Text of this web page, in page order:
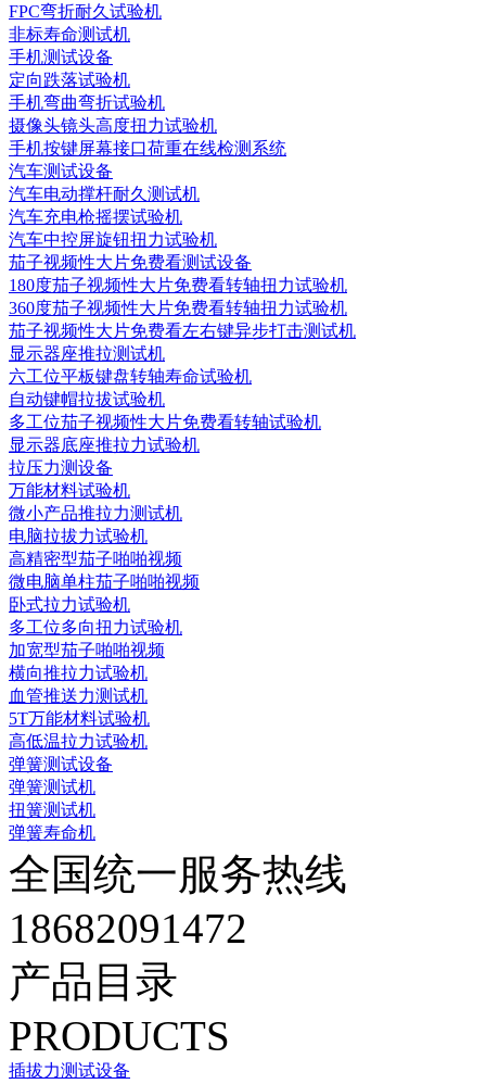
FPC弯折耐久试验机
非标寿命测试机
手机测试设备
定向跌落试验机
手机弯曲弯折试验机
摄像头镜头高度扭力试验机
手机按键屏幕接口荷重在线检测系统
汽车测试设备
汽车电动撑杆耐久测试机
汽车充电枪摇摆试验机
汽车中控屏旋钮扭力试验机
茄子视频性大片免费看测试设备
180度茄子视频性大片免费看转轴扭力试验机
360度茄子视频性大片免费看转轴扭力试验机
茄子视频性大片免费看左右键异步打击测试机
显示器座推拉测试机
六工位平板键盘转轴寿命试验机
自动键帽拉拔试验机
多工位茄子视频性大片免费看转轴试验机
显示器底座推拉力试验机
拉压力测设备
万能材料试验机
微小产品推拉力测试机
电脑拉拔力试验机
高精密型茄子啪啪视频
微电脑单柱茄子啪啪视频
卧式拉力试验机
多工位多向扭力试验机
加宽型茄子啪啪视频
横向推拉力试验机
血管推送力测试机
5T万能材料试验机
高低温拉力试验机
弹簧测试设备
弹簧测试机
扭簧测试机
弹簧寿命机
全国统一服务热线
18682091472
产品目录
PRODUCTS
插拔力测试设备